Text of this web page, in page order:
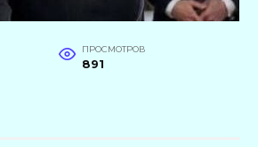
ПРОСМОТРОВ
891